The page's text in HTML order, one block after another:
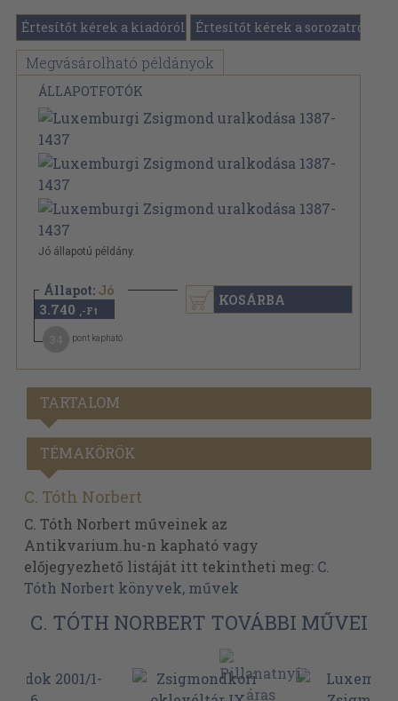
Értesítőt kérek a kiadóról Értesítőt kérek a sorozatról
Megvásárolható példányok
ÁLLAPOTFOTÓK
Jó állapotú példány.
Állapot: Jó
3.740 ,-Ft
pont kapható
KOSÁRBA
TARTALOM
TÉMAKÖRÖK
C. Tóth Norbert
C. Tóth Norbert műveinek az
Antikvarium.hu-n kapható vagy
előjegyezhető listáját itt tekintheti meg: C.
Tóth Norbert könyvek, művek
C. TÓTH NORBERT TOVÁBBI MŰVEI